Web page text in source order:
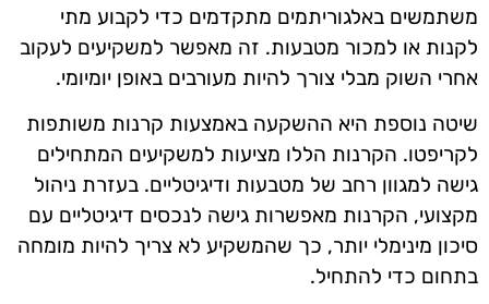
משתמשים באלגוריתמים מתקדמים כדי לקבוע מתי
לקנות או למכור מטבעות. זה מאפשר למשקיעים לעקוב
אחרי השוק מבלי צורך להיות מעורבים באופן יומיומי.
שיטה נוספת היא ההשקעה באמצעות קרנות משותפות
לקריפטו. הקרנות הללו מציעות למשקיעים המתחילים
גישה למגוון רחב של מטבעות ודיגיטליים. בעזרת ניהול
מקצועי, הקרנות מאפשרות גישה לנכסים דיגיטליים עם
סיכון מינימלי יותר, כך שהמשקיע לא צריך להיות מומחה
בתחום כדי להתחיל.